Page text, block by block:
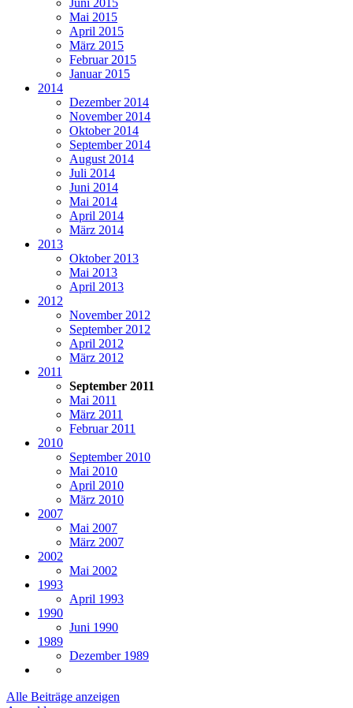
Mai 2015
April 2015
März 2015
Februar 2015
Januar 2015
2014
Dezember 2014
November 2014
Oktober 2014
September 2014
August 2014
Juli 2014
Juni 2014
Mai 2014
April 2014
März 2014
2013
Oktober 2013
Mai 2013
April 2013
2012
November 2012
September 2012
April 2012
März 2012
2011
September 2011
Mai 2011
März 2011
Februar 2011
2010
September 2010
Mai 2010
April 2010
März 2010
2007
Mai 2007
März 2007
2002
Mai 2002
1993
April 1993
1990
Juni 1990
1989
Dezember 1989
Alle Beiträge anzeigen